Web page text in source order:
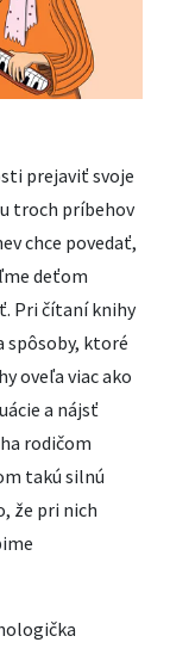
prejaviť svoje
troch príbehov
chce povedať,
deťom
Pri čítaní knihy
spôsoby, ktoré
oveľa viac ako
a nájsť
rodičom
takú silnú
že pri nich